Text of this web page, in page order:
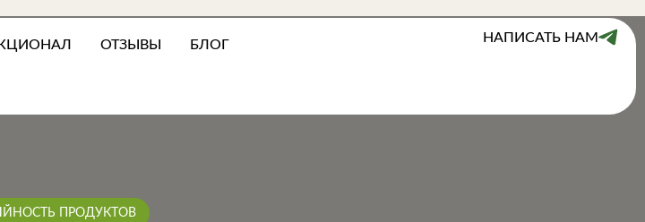
ОТЗЫВЫ БЛОГ НАПИСАТЬ НАМ
ПРОДУКТОВ